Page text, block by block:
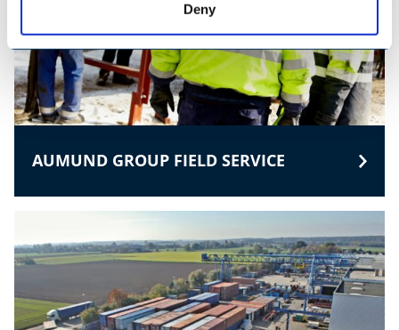
Deny
AUMUND GROUP FIELD SERVICE